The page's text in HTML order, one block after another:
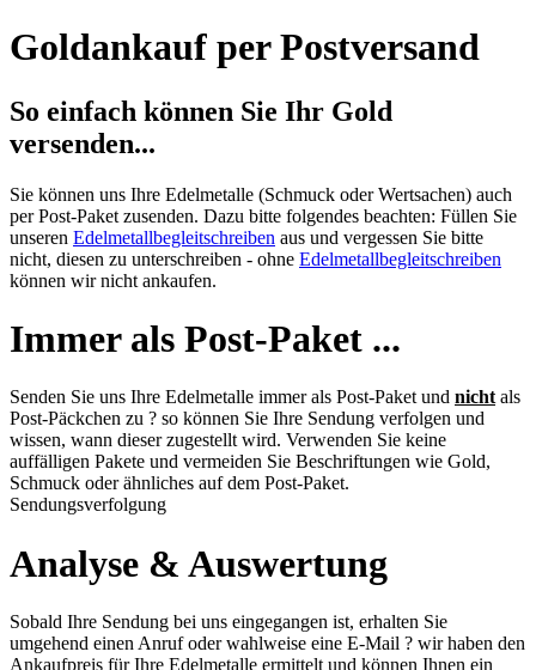
Goldankauf per Postversand
So einfach können Sie Ihr Gold
versenden...
Sie können uns Ihre Edelmetalle (Schmuck oder Wertsachen) auch
per Post-Paket zusenden. Dazu bitte folgendes beachten: Füllen Sie
unseren Edelmetallbegleitschreiben aus und vergessen Sie bitte
nicht, diesen zu unterschreiben - ohne Edelmetallbegleitschreiben
können wir nicht ankaufen.
Immer als Post-Paket ...
Senden Sie uns Ihre Edelmetalle immer als Post-Paket und nichtals
Post-Päckchen zu ? so können Sie Ihre Sendung verfolgen und
wissen, wann dieser zugestellt wird. Verwenden Sie keine
auffälligen Pakete und vermeiden Sie Beschriftungen wie Gold,
Schmuck oder ähnliches auf dem Post-Paket.
Sendungsverfolgung
Analyse & Auswertung
Sobald Ihre Sendung bei uns eingegangen ist, erhalten Sie
umgehend einen Anruf oder wahlweise eine E-Mail ? wir haben den
Ankaufpreis für Ihre Edelmetalle ermittelt und können Ihnen ein